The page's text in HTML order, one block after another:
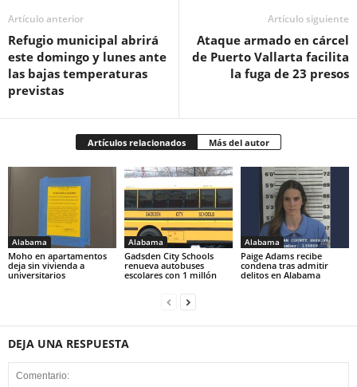
Artículo anterior
Refugio municipal abrirá
este domingo y lunes ante
las bajas temperaturas
previstas
Artículo siguiente
Ataque armado en cárcel
de Puerto Vallarta facilita
la fuga de 23 presos
Artículos relacionados Más del autor
Alabama
Moho en apartamentos
deja sin vivienda a
universitarios
Alabama
Gadsden City Schools
renueva autobuses
escolares con 1 millón
Alabama
Paige Adams recibe
condena tras admitir
delitos en Alabama
DEJA UNA RESPUESTA